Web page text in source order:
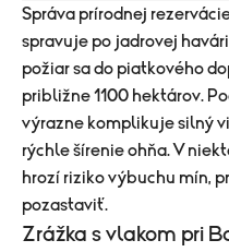
​Správa prírodnej
spravuje po jadrovej
požiar sa do piatkového
približne 1100 hektárov.
výrazne komplikuje silný
rýchle šírenie ohňa. V
hrozí riziko výbuchu mín,
pozastaviť.
Zrážka s vlakom pri